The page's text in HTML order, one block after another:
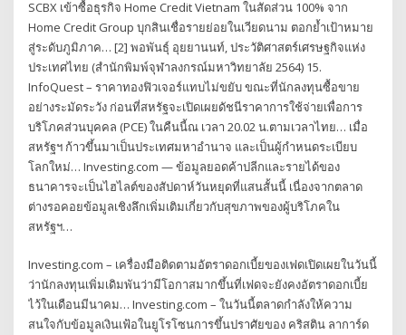
SCBX เข้าซื้อธุรกิจ Home Credit Vietnam ในสัดส่วน 100% จาก
Home Credit Group บุกสินเชื่อรายย่อยในเวียดนาม ตอกย้ำเป้าหมาย
สู่ระดับภูมิภาค… [2] พอพันธุ์ อุยยานนท์, ประวัติศาสตร์เศรษฐกิจแห่ง
ประเทศไทย (สำนักพิมพ์จุฬาลงกรณ์มหาวิทยาลัย 2564) 15.
InfoQuest – ราคาทองฟิวเจอร์แทบไม่ขยับ ขณะที่นักลงทุนซื้อขาย
อย่างระมัดระวัง ก่อนที่สหรัฐจะเปิดเผยดัชนีราคาการใช้จ่ายเพื่อการ
บริโภคส่วนบุคคล (PCE) ในคืนนี้ณ เวลา 20.02 น.ตามเวลาไทย… เมื่อ
สหรัฐฯ ก้าวขึ้นมาเป็นประเทศมหาอำนาจ และเป็นผู้กำหนดระเบียบ
โลกใหม่… Investing.com — ข้อมูลยอดค้าปลีกและรายได้ของ
ธนาคารจะเป็นไฮไลต์ของสัปดาห์วันหยุดที่แสนสั้นนี้ เนื่องจากตลาด
ต่างรอคอยข้อมูลเชิงลึกเพิ่มเติมเกี่ยวกับสุขภาพของผู้บริโภคใน
สหรัฐฯ…
Investing.com – เครื่องมือติดตามอัตราดอกเบี้ยของเฟดเปิดเผยในวันนี้
ว่านักลงทุนเพิ่มเดิมพันว่ามีโอกาสมากขึ้นที่เฟดจะยังคงอัตราดอกเบี้ย
ไว้ในเดือนมีนาคม… Investing.com – ในวันนี้ตลาดกำลังให้ความ
สนใจกับข้อมูลเงินเฟ้อในยูโรโซนการขึ้นปราศัยของ คริสติน ลาการ์ด